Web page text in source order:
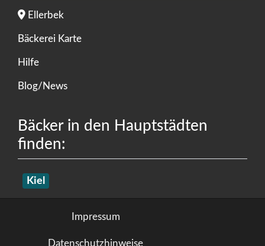
Ellerbek
Bäckerei Karte
Hilfe
Blog/News
Bäcker in den Hauptstädten
finden:
Kiel
Impressum
Datenschutzhinweise